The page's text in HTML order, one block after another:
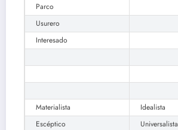
Parco
Usurero
Interesado
Materialista
Idealista
Escéptico
Universalista